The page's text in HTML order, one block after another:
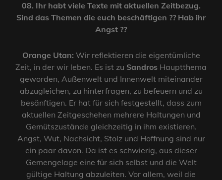
08. Ihr habt viele Texte mit aktuellen Zeitbezug.
Sind das Themen die euch beschäftigen ?? Hab ihr
Angst ??
Orange Utan: Wir reflektieren die eigentümliche
Zeit, in der wir leben. Es ist zu Sandros Hauptthema
geworden, Außenwelt und Innenwelt miteinander
abzugleichen, zu hinterfragen, zu befeuern und zu
besänftigen. Er hat für sich festgestellt, dass zum
aktuellen Zeitgeschehen mehrere Haltungen und
Gemütszustände gleichzeitig in ihm existieren.
Angst, Wut, Nachsicht, Stolz und Hoffnung sind nur
ein paar davon. Da ist es schwierig, aus dieser
Gemengelage eine für sich selbst und die Welt
gültige Haltung abzuleiten. Vor allem, weil die